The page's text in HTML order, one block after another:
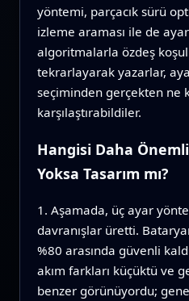
yöntemi, parçacık sürü
izleme araması ile de
algoritmalarla özdeş
tekrarlayarak yazarlar,
seçiminden gerçekten ne
karşılaştırabildiler.
Hangisi Daha
Yoksa Tasarım mı?
1. Aşamada, üç ayar
davranışlar üretti.
%80 arasında güvenli
akım farkları küçüktü ve
benzer görünüyordu;